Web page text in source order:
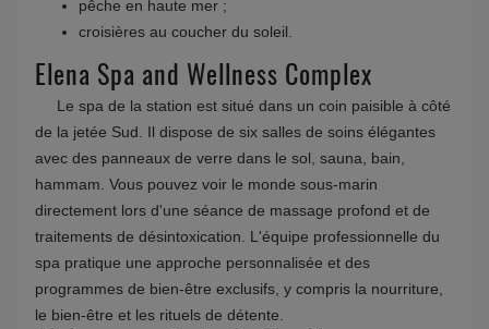
pêche en haute mer ;
croisières au coucher du soleil.
Elena Spa and Wellness Complex
Le spa de la station est situé dans un coin paisible à côté
de la jetée Sud. Il dispose de six salles de soins élégantes
avec des panneaux de verre dans le sol, sauna, bain,
hammam. Vous pouvez voir le monde sous-marin
directement lors d'une séance de massage profond et de
traitements de désintoxication. L'équipe professionnelle du
spa pratique une approche personnalisée et des
programmes de bien-être exclusifs, y compris la nourriture,
le bien-être et les rituels de détente.